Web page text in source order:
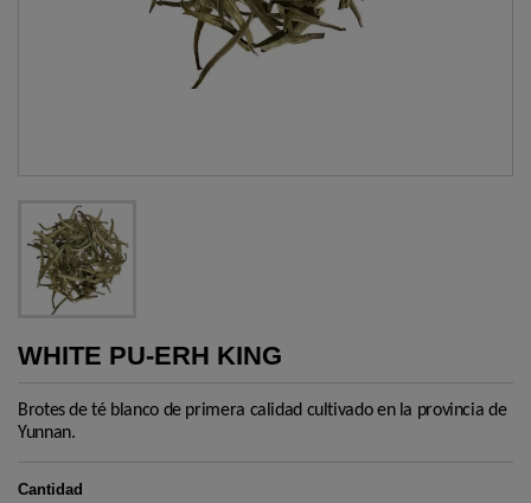
WHITE PU-ERH KING
Brotes de té blanco de primera calidad cultivado en la provincia de
Yunnan.
Cantidad